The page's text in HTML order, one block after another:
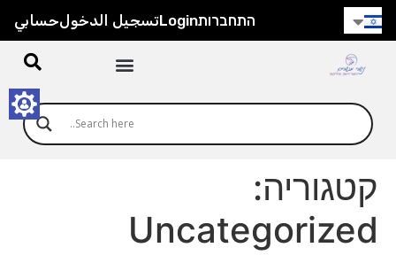
התחברותLoginتسجيل الدخولحسابي
קטגוריה:
Uncategorized